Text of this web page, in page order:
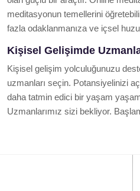
meditasyonun temellerini
fazla odaklanmanıza ve içsel
Kişisel Gelişimde
Kişisel gelişim yolculuğunuzu
uzmanları seçin. Potansiyelinizi
daha tatmin edici bir yaşam
Uzmanlarımız sizi bekliyor.